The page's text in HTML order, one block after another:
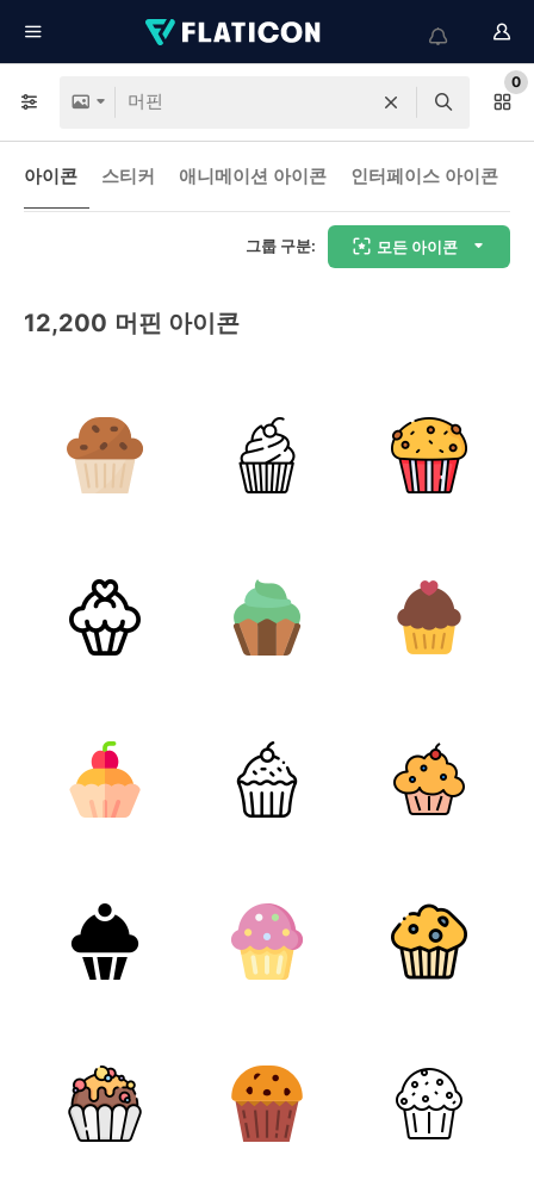
0
아이콘 스티커 애니메이션 아이콘 인터페이스 아이콘
그룹 구분: 모든 아이콘
12,200 머핀 아이콘